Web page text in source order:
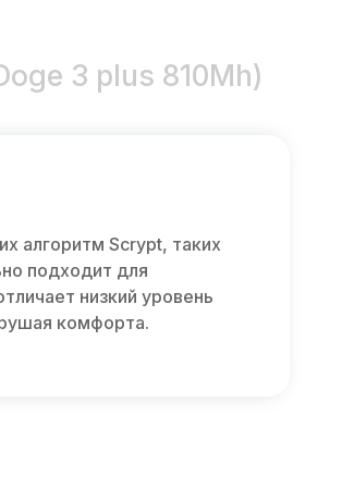
3 plus 810Mh)
алгоритм Scrypt, таких
подходит для
низкий уровень
комфорта.